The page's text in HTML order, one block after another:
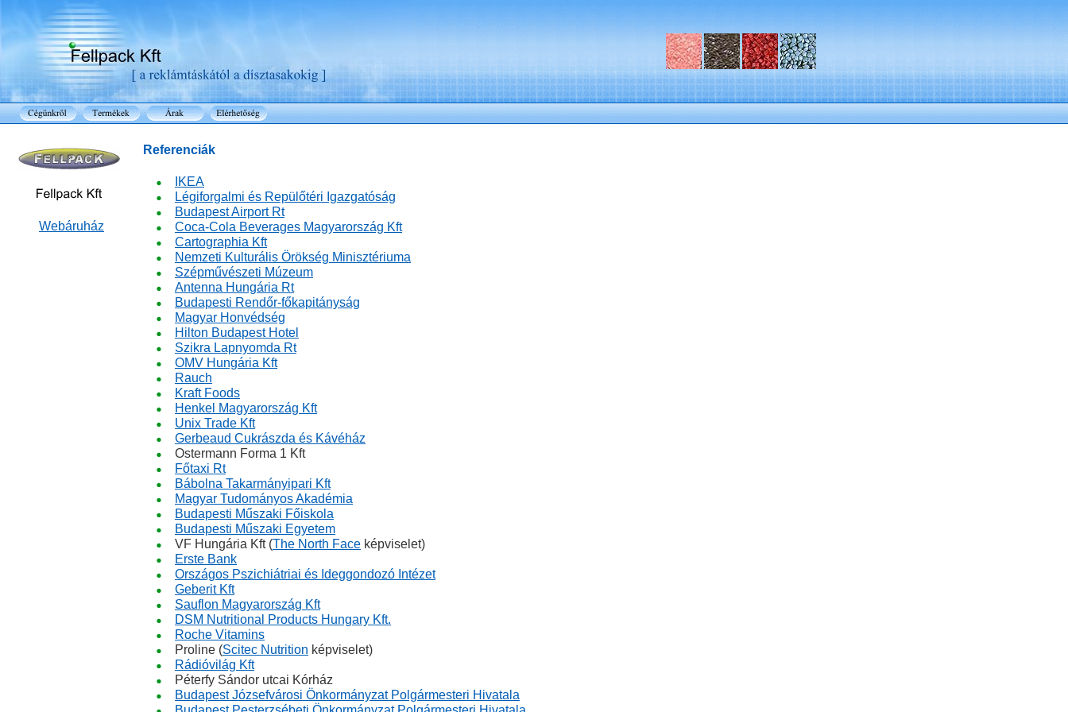
Webáruház
Referenciák
IKEA
Légiforgalmi és Repülőtéri Igazgatóság
Budapest Airport Rt
Coca-Cola Beverages Magyarország Kft
Cartographia Kft
Nemzeti Kulturális Örökség Minisztériuma
Szépművészeti Múzeum
Antenna Hungária Rt
Budapesti Rendőr-főkapitányság
Magyar Honvédség
Hilton Budapest Hotel
Szikra Lapnyomda Rt
OMV Hungária Kft
Rauch
Kraft Foods
Henkel Magyarország Kft
Unix Trade Kft
Gerbeaud Cukrászda és Kávéház
Ostermann Forma 1 Kft
Főtaxi Rt
Bábolna Takarmányipari Kft
Magyar Tudományos Akadémia
Budapesti Műszaki Főiskola
Budapesti Műszaki Egyetem
VF Hungária Kft (The North Face képviselet)
Erste Bank
Országos Pszichiátriai és Ideggondozó Intézet
Geberit Kft
Sauflon Magyarország Kft
DSM Nutritional Products Hungary Kft.
Roche Vitamins
Proline (Scitec Nutrition képviselet)
Rádióvilág Kft
Péterfy Sándor utcai Kórház
Budapest Józsefvárosi Önkormányzat Polgármesteri Hivatala